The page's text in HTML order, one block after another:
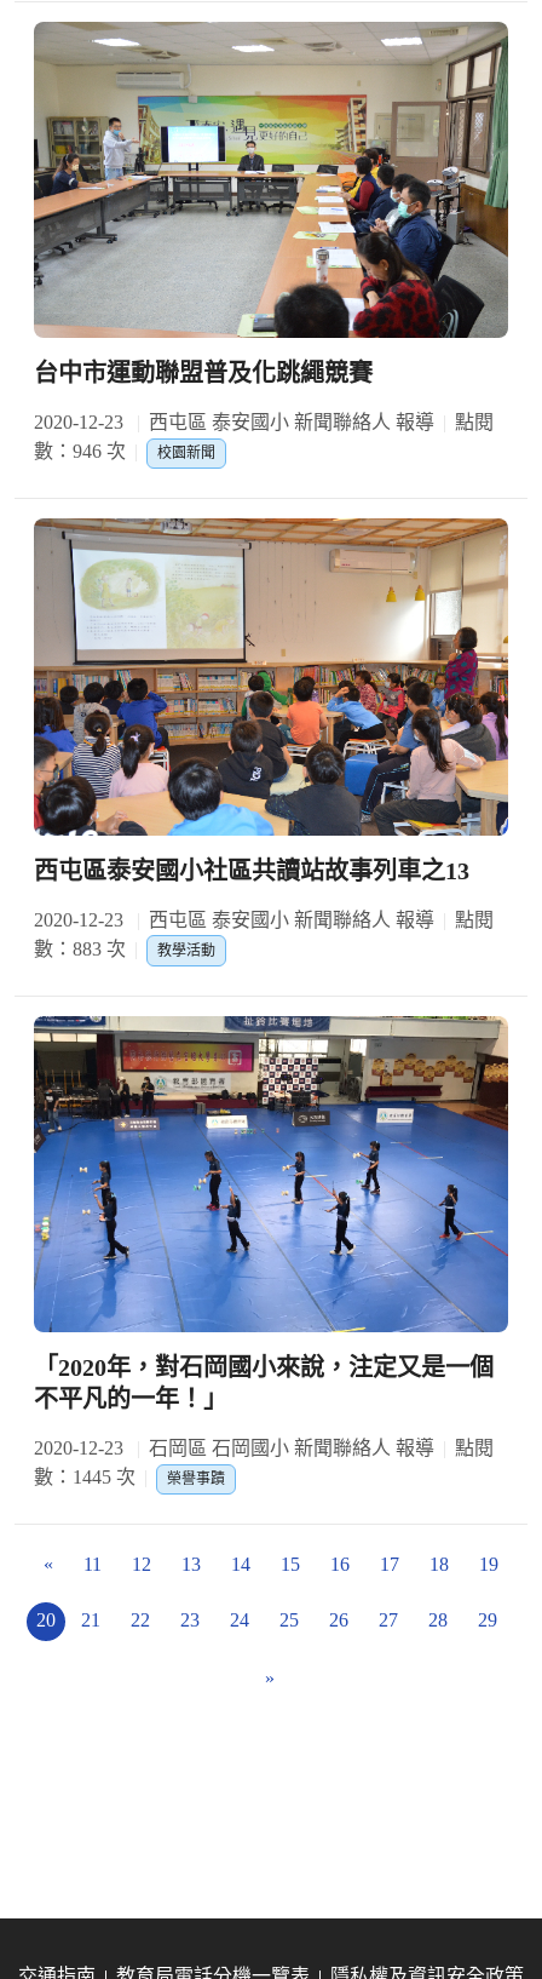
台中市運動聯盟普及化跳繩競賽
2020-12-23 西屯區 泰安國小 新聞聯絡人 報導
點閱
數：946 次
校園新聞
西屯區泰安國小社區共讀站故事列車之13
2020-12-23 西屯區 泰安國小 新聞聯絡人 報導
點閱
數：883 次
教學活動
「2020年，對石岡國小來說，注定又是一個
不平凡的一年！」
2020-12-23 石岡區 石岡國小 新聞聯絡人 報導
點閱
數：1445 次
榮譽事蹟
« 11 12 13 14 15 16 17 18 19
20 21 22 23 24 25 26 27 28 29
»